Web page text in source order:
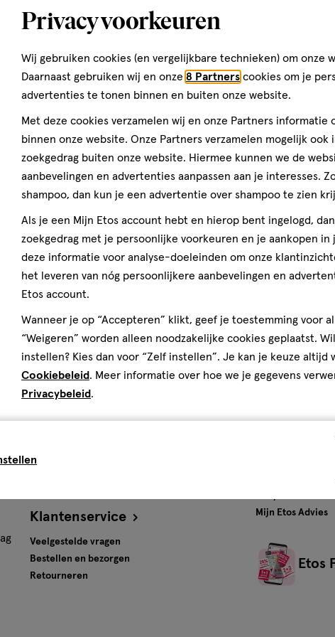
075--
Etos
Ontdek alle
deze week!
Shop
Trending
merken
Gratis
bezorging vanaf
€35
Over Etos
Pers
Klantenservice
Veelgestelde vragen
Bestellen en bezorgen
Retourneren
Advies &
Mijn Etos Advies
Etos
Privacy voorkeuren
Wij gebruiken cookies (en vergelijkbare technieken) om onze
Daarnaast gebruiken wij en onze 8 Partners cookies om je
advertenties te tonen binnen en buiten onze website.
Met deze cookies verzamelen wij en onze Partners informatie
binnen onze website. Onze Partners verzamelen mogelijk
zoekgedrag buiten onze website. Hiermee kunnen we de
aanbevelingen en advertenties aanpassen aan je interesses.
shampoo, dan kun je een advertentie over shampoo te zien
Als je een Mijn Etos account hebt en hierop bent ingelogd,
zoekgedrag met je persoonlijke voorkeuren en je aankopen in
deze informatie voor analyse-doeleinden om onze
het leveren van nóg persoonlijkere aanbevelingen en
Etos account.
Wanneer je op “Accepteren” klikt, geef je toestemming voor
“Weigeren” worden alleen noodzakelijke cookies geplaatst.
instellen? Kies dan voor “Zelf instellen”. Je kan je keuze altijd
Cookiebeleid. Meer informatie over hoe we je gegevens
Privacybeleid.